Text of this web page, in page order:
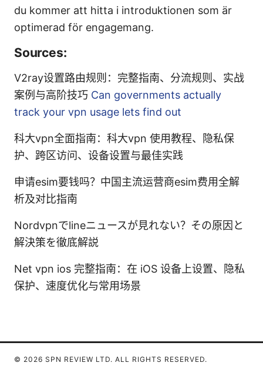
du kommer att hitta i introduktionen som är
optimerad för engagemang.
Sources:
V2ray设置路由规则：完整指南、分流规则、实战
案例与高阶技巧 Can governments actually
track your vpn usage lets find out
科大vpn全面指南：科大vpn 使用教程、隐私保
护、跨区访问、设备设置与最佳实践
申请esim要钱吗？中国主流运营商esim费用全解
析及对比指南
Nordvpnでlineニュースが見れない？その原因と
解決策を徹底解説
Net vpn ios 完整指南：在 iOS 设备上设置、隐私
保护、速度优化与常用场景
© 2026 SPN REVIEW LTD. ALL RIGHTS RESERVED.